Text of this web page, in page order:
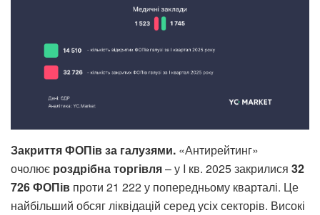
Закриття ФОПів за галузями. «Антирейтинг»
очолює роздрібна торгівля– у I кв. 2025 закрилися 32
726 ФОПів проти 21 222 у попередньому кварталі. Це
найбільший обсяг ліквідацій серед усіх секторів. Високі